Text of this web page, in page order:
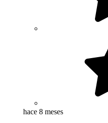
hace 8 meses